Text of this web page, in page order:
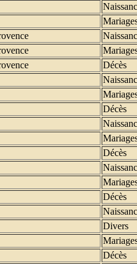
Décès
Décès
Décès
Décès
Divers
Décès